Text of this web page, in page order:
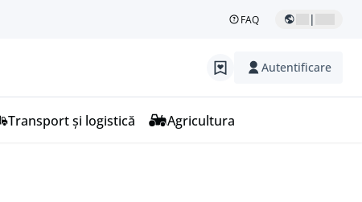
FAQ |
Autentificare
Transport și logistică Agricultura